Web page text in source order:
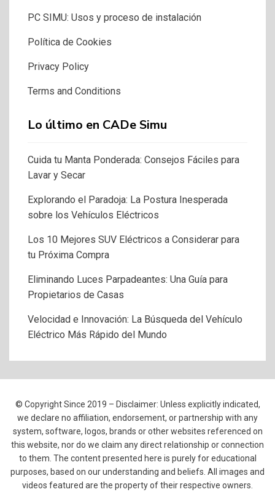
PC SIMU: Usos y proceso de instalación
Política de Cookies
Privacy Policy
Terms and Conditions
Lo último en CADe Simu
Cuida tu Manta Ponderada: Consejos Fáciles para
Lavar y Secar
Explorando el Paradoja: La Postura Inesperada
sobre los Vehículos Eléctricos
Los 10 Mejores SUV Eléctricos a Considerar para
tu Próxima Compra
Eliminando Luces Parpadeantes: Una Guía para
Propietarios de Casas
Velocidad e Innovación: La Búsqueda del Vehículo
Eléctrico Más Rápido del Mundo
© Copyright Since 2019 – Disclaimer: Unless explicitly indicated,
we declare no affiliation, endorsement, or partnership with any
system, software, logos, brands or other websites referenced on
this website, nor do we claim any direct relationship or connection
to them. The content presented here is purely for educational
purposes, based on our understanding and beliefs. All images and
videos featured are the property of their respective owners.